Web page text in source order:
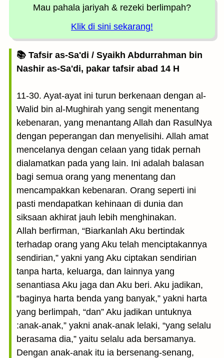
Mau pahala jariyah & rezeki berlimpah?
Klik di sini sekarang!
📚 Tafsir as-Sa'di / Syaikh Abdurrahman bin
Nashir as-Sa'di, pakar tafsir abad 14 H
11-30. Ayat-ayat ini turun berkenaan dengan al-
Walid bin al-Mughirah yang sengit menentang
kebenaran, yang menantang Allah dan RasulNya
dengan peperangan dan menyelisihi. Allah amat
mencelanya dengan celaan yang tidak pernah
dialamatkan pada yang lain. Ini adalah balasan
bagi semua orang yang menentang dan
mencampakkan kebenaran. Orang seperti ini
pasti mendapatkan kehinaan di dunia dan
siksaan akhirat jauh lebih menghinakan.
Allah berfirman, “Biarkanlah Aku bertindak
terhadap orang yang Aku telah menciptakannya
sendirian,” yakni yang Aku ciptakan sendirian
tanpa harta, keluarga, dan lainnya yang
senantiasa Aku jaga dan Aku beri. Aku jadikan,
“baginya harta benda yang banyak,” yakni harta
yang berlimpah, “dan” Aku jadikan untuknya
:anak-anak,” yakni anak-anak lelaki, “yang selalu
berasama dia,” yaitu selalu ada bersamanya.
Dengan anak-anak itu ia bersenang-senang,